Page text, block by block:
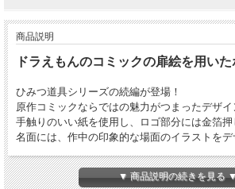
商品説明
ドラえもんのコミックの扉絵を用い
ひみつ道具シリーズの続編が登場！
原作コミックならではの魅力がつまったデザイ
手触りのいい紙を使用し、ロゴ部分には金箔
名面には、作中の印象的な場面のイラストをデ
【サイズ】W105×H148mm
【素材】紙
▼ 商品説明の続きを見る